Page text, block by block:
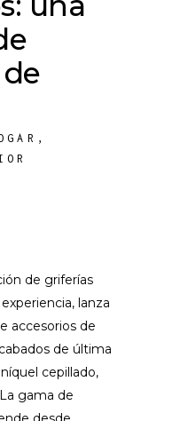
,
de griferías
lanza
accesorios de
de última
cepillado,
gama de